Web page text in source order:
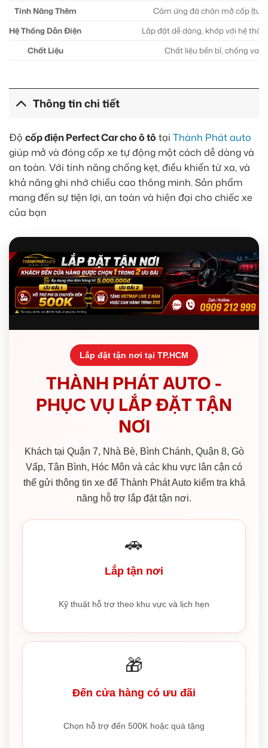
Tính Năng Thêm
Cảm ứng đá chân mở cốp (tuỳ
Hệ Thống Dẫn Điện
Lắp đặt dễ dàng, khớp với hệ
Chất Liệu
Chất liệu bền bỉ, chống va
Thông tin chi tiết
Độ cốp điện Perfect Car cho ô tô tại Thành Phát auto
giúp mở và đóng cốp xe tự động một cách dễ dàng và
an toàn. Với tính năng chống kẹt, điều khiển từ xa, và
khả năng ghi nhớ chiều cao thông minh. Sản phẩm
mang đến sự tiện lợi, an toàn và hiện đại cho chiếc xe
của bạn
Lắp đặt tận nơi tại TP.HCM
THÀNH PHÁT AUTO -
PHỤC VỤ LẮP ĐẶT TẬN
NƠI
Khách tại Quận 7, Nhà Bè, Bình Chánh, Quận 8, Gò
Vấp, Tân Bình, Hóc Môn và các khu vực lân cận có
thể gửi thông tin xe để Thành Phát Auto kiểm tra khả
năng hỗ trợ lắp đặt tận nơi.
🚗
Lắp tận nơi
Kỹ thuật hỗ trợ theo khu vực và lịch hẹn
🎁
Đến cửa hàng có ưu đãi
Chọn hỗ trợ đến 500K hoặc quà tặng